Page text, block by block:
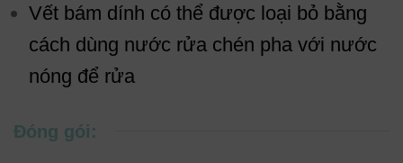
Vết bám dính có thể được loại bỏ bằng
cách dùng nước rửa chén pha với nước
nóng để rửa
Đóng gói: